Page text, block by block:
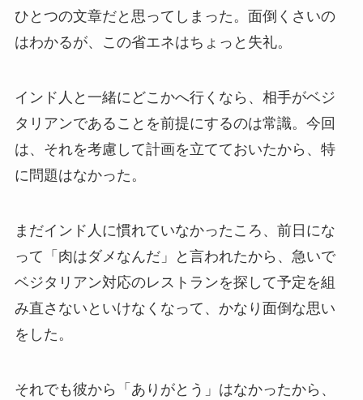
ひとつの文章だと思ってしまった。面倒くさいの
はわかるが、この省エネはちょっと失礼。
インド人と一緒にどこかへ行くなら、相手がベジ
タリアンであることを前提にするのは常識。今回
は、それを考慮して計画を立てておいたから、特
に問題はなかった。
まだインド人に慣れていなかったころ、前日にな
って「肉はダメなんだ」と言われたから、急いで
ベジタリアン対応のレストランを探して予定を組
み直さないといけなくなって、かなり面倒な思い
をした。
それでも彼から「ありがとう」はなかったから、